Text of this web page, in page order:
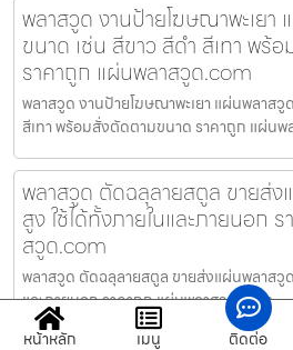
พลาสวูด งานป้ายโฆษณาพะเยา
ขนาด เช่น สีขาว สีดำ สีเทา พร้
ราคาถูก แผ่นพลาสวูด.com
พลาสวูด งานป้ายโฆษณาพะเยา แผ่นพลาส
สีเทา พร้อมสั่งตัดตามขนาด ราคาถูก แผ่น
พลาสวูด ตัดฉลุลายสตูล ขายส่
สูง ใช้ได้ทั้งภายในและภายนอก
สวูด.com
พลาสวูด ตัดฉลุลายสตูล ขายส่งแผ่นพลาสวู
และภายนอก ราคาถูก แผ่นพลาสวูด.com
หน้าหลัก เมนู ติดต่อ